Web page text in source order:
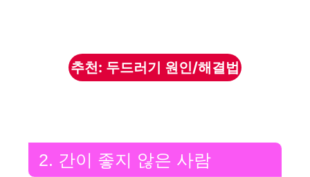
추천: 두드러기 원인/해결법
2. 간이 좋지 않은 사람